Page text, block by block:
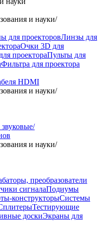
и науки/
для проекторовЛинзы для
Очки 3D для
проектораПульты для
Фильтра для проектора
HDMI
и науки/
и науки/
преобразователи
сигналаПодиумы
конструкторыСистемы
Тестирующие
доскиЭкраны для